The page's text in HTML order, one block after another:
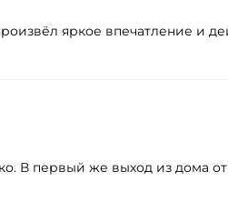
яркое впечатление и
В первый же выход из дома